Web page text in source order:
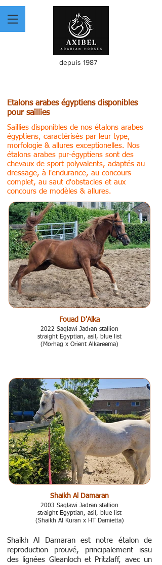
depuis 1987
Etalons arabes égyptiens disponibles
pour saillies
Saillies disponibles de nos étalons arabes
égyptiens, caractérisés par leur type,
morfologie & allures exceptionelles. Nos
étalons arabes pur-égyptiens sont des
chevaux de sport polyvalents, adaptés au
dressage, à l'endurance, au concours
complet, au saut d'obstacles et aux
concours de modèles & allures.
Shaikh Al Damaranest notre étalon de
reproduction prouvé, principalement issu
des lignées Gleanloch et Pritzlaff, avec un
Fouad D'Alka
2022 Saqlawi Jadran stallion
straight Egyptian, asil, blue list
(Morhag x Orient Alkareema)
Shaikh Al Damaran
2003 Saqlawi Jadran stallion
straight Egyptian, asil, blue list
(Shaikh Al Kuran x HT Damietta)